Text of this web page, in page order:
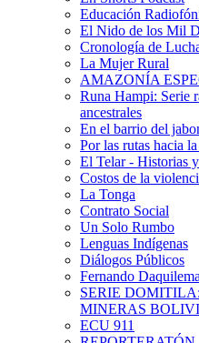
Educación
El Nido de los Mil
Cronología de
La Mujer Rural
AMAZONÍA
Runa Hampi: Serie
ancestrales
En el barrio del
Por las rutas hacia
El Telar - Historias
Costos de la
La Tonga
Contrato Social
Un Solo Rumbo
Lenguas Indígenas
Diálogos Públicos
Fernando
SERIE
MINERAS
ECU 911